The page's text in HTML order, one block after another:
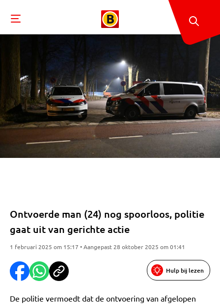
Ontvoerde man (24) nog spoorloos, politie
gaat uit van gerichte actie
1 februari 2025 om 15:17 • Aangepast 28 oktober 2025 om 01:41
Hulp bij lezen
De politie vermoedt dat de ontvoering van afgelopen